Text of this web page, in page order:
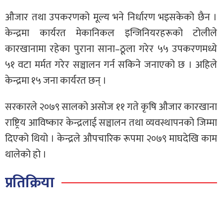
औजार तथा उपकरणको मूल्य भने निर्धारण भइसकेको छैन ।
केन्द्रमा कार्यरत मेकानिकल इन्जिनियरहरूको टोलीले
कारखानामा रहेका पुराना साना–ठूला गरेर ५५ उपकरणमध्ये
५१ वटा मर्मत गरेर सञ्चालन गर्न सकिने जनाएको छ । अहिले
केन्द्रमा १५ जना कार्यरत छन् ।
सरकारले २०७९ सालको असोज ११ गते कृषि औजार कारखाना
राष्ट्रिय आविष्कार केन्द्रलाई सञ्चालन तथा व्यवस्थापनको जिम्मा
दिएको थियो । केन्द्रले औपचारिक रूपमा २०७९ माघदेखि काम
थालेको हो ।
प्रतिक्रिया